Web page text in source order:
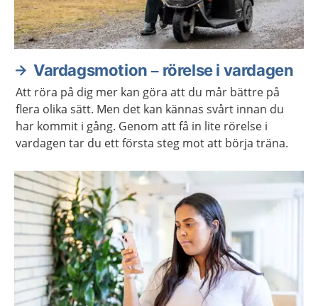
Vardagsmotion – rörelse i vardagen
Att röra på dig mer kan göra att du mår bättre på
flera olika sätt. Men det kan kännas svårt innan du
har kommit i gång. Genom att få in lite rörelse i
vardagen tar du ett första steg mot att börja träna.